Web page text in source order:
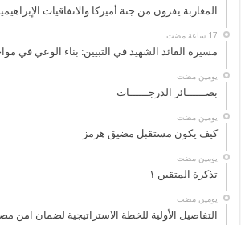
المغاربة يفرون من جنة أميركا والاتفاقيات
مسيرة القائد الشهيد في التبيين: بناء الوعي في
‏يومين مضت
بصــــــائر الدرجــــــات
‏يومين مضت
كيف يكون مستقبل مضيق هرمز
‏يومين مضت
تذكرة المتقين ١
‏يومين مضت
التفاصيل الأولية للخطة الاستراتيجية لضمان امن